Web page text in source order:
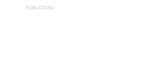
PUBLICIDAD